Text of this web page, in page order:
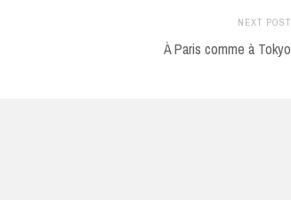
NEXT POST
À Paris comme à Tokyo